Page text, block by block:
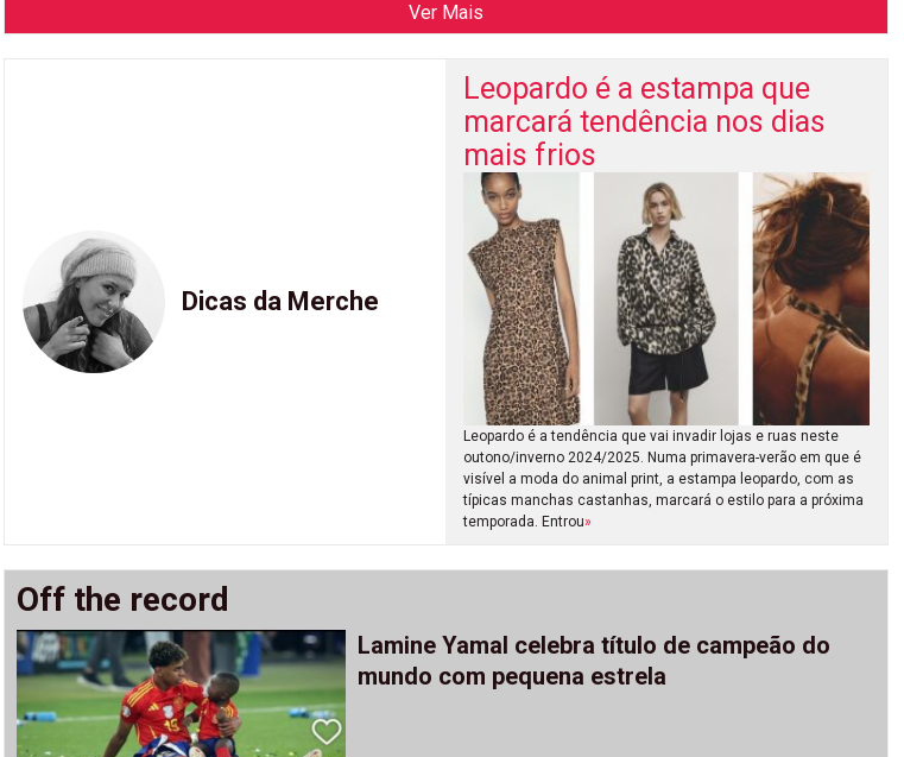
Ver Mais
Dicas da Merche
Leopardo é a estampa que
marcará tendência nos dias
mais frios
Leopardo é a tendência que vai invadir lojas e ruas neste
outono/inverno 2024/2025. Numa primavera-verão em que é
visível a moda do animal print, a estampa leopardo, com as
típicas manchas castanhas, marcará o estilo para a próxima
temporada. Entrou»
Off the record
Lamine Yamal celebra título de campeão do
mundo com pequena estrela